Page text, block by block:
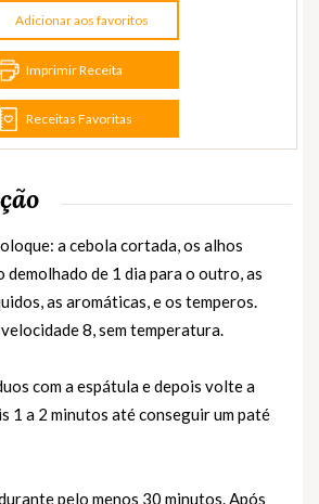
Adicionar aos favoritos
Imprimir Receita
Receitas Favoritas
a cebola cortada, os alhos
demolhado de 1 dia para o outro, as
as aromáticas, e os temperos.
8, sem temperatura.
com a espátula e depois volte a
1 a 2 minutos até conseguir um paté
pelo menos 30 minutos. Após